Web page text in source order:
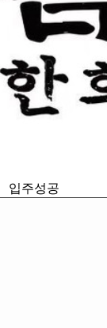
입주성공